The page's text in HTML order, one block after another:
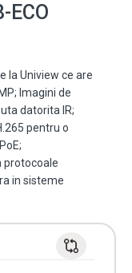
ECO
la Uniview ce are
Imagini de
datorita IR;
pentru o
protocoale
in sisteme